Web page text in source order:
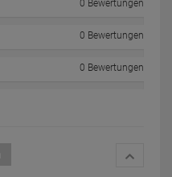
0 Bewertungen
0 Bewertungen
0 Bewertungen